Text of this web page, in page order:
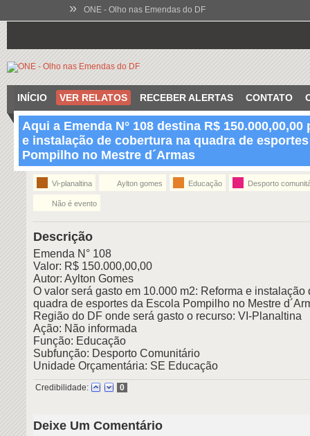
» ONE - Olho nas Emendas do DF
INÍCIO VER RELATOS RECEBER ALERTAS CONTATO
Aqui a Emenda N° 108 destina R$ 150.000,00,00
e instalação de cobertura na quadra de
Pompilho no Mestre d´Armas
19:57 Apr 12 2014 VI-Planaltina
Vi-planaltina Aylton gomes Educação Desporto
Não é evento
Descrição
Emenda N° 108
Valor: R$ 150.000,00,00
Autor: Aylton Gomes
O valor será gasto em 10.000 m2: Reforma e instalação
quadra de esportes da Escola Pompilho no Mestre
Região do DF onde será gasto o recurso: VI-Planaltina
Ação: Não informada
Função: Educação
Subfunção: Desporto Comunitário
Unidade Orçamentária: SE Educação
Credibilidade: 0
Deixe Um Comentário